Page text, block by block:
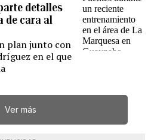
detalles
de cara al
plan junto con
en el que
Ver más